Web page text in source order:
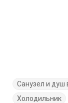
Санузел и душ
Холодильник